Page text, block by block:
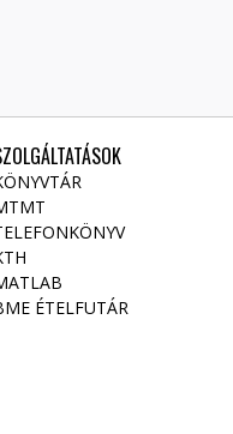
ÉTELFUTÁR